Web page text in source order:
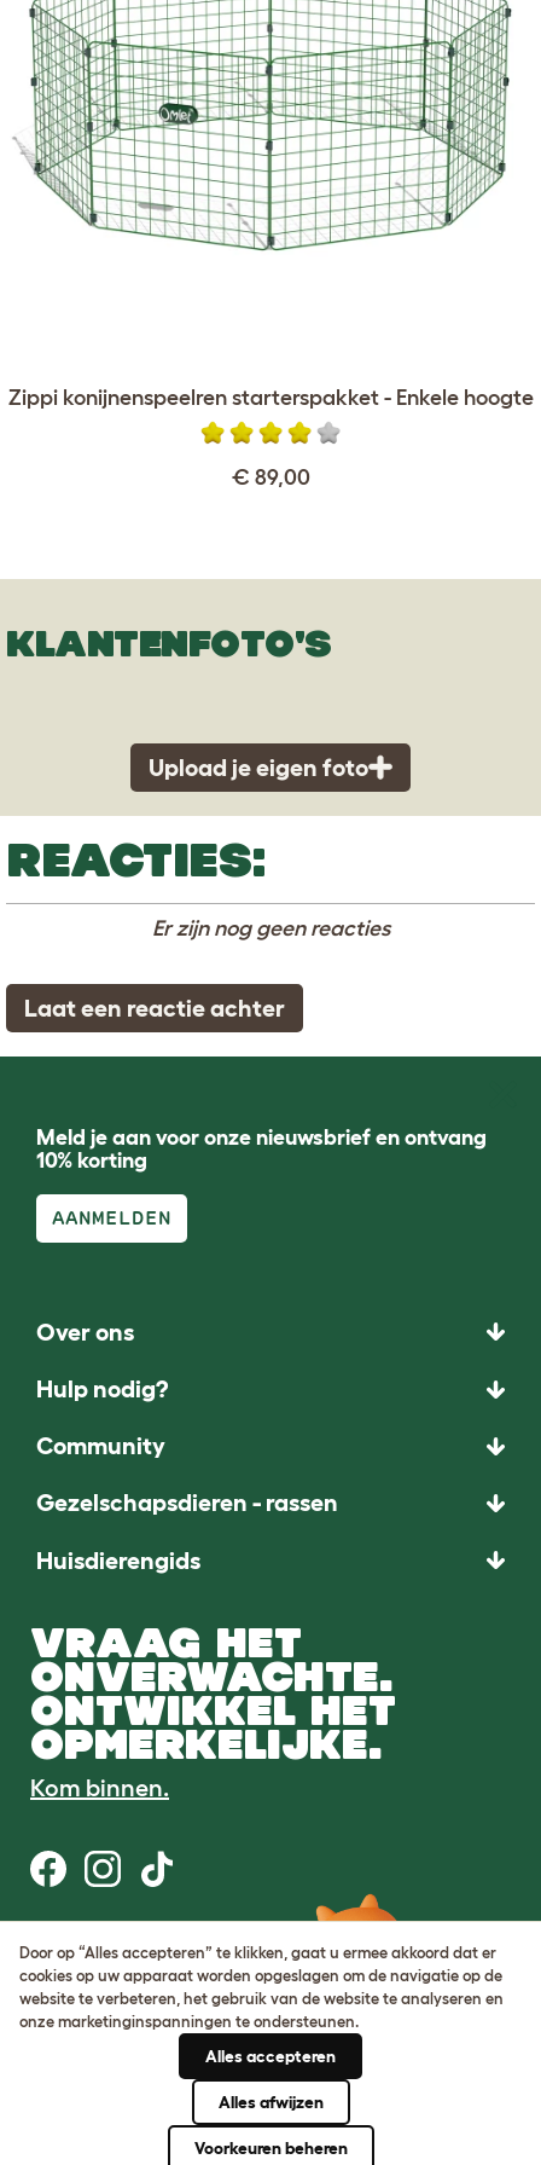
Zippi konijnenspeelren starterspakket - Enkele hoogte
€ 89,00
KLANTENFOTO'S
Upload je eigen foto
REACTIES:
Er zijn nog geen reacties
Laat een reactie achter
Meld je aan voor onze nieuwsbrief en ontvang
10% korting
AANMELDEN
Over ons
Hulp nodig?
Community
Gezelschapsdieren - rassen
Huisdierengids
VRAAG HET
ONVERWACHTE.
ONTWIKKEL HET
OPMERKELIJKE.
Kom binnen.
Gebruiksvoorwaarden
Cookie & privacybeleid
Cookie Settings
Sitemap
BTW-nummer: DE317631106
Door op “Alles accepteren” te klikken, gaat u ermee akkoord dat er
cookies op uw apparaat worden opgeslagen om de navigatie op de
website te verbeteren, het gebruik van de website te analyseren en
onze marketinginspanningen te ondersteunen.
Alles accepteren
Alles afwijzen
Voorkeuren beheren